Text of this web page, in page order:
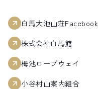
白馬大池山荘Facebook
株式会社白馬館
栂池ロープウェイ
小谷村山案内組合